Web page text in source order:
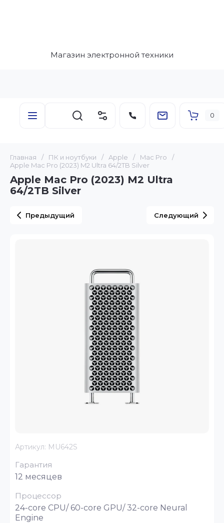
Магазин электронной техники
0
Главная / ПК и ноутбуки / Apple / Mac Pro
/
Apple Mac Pro (2023) M2 Ultra 64/2TB Silver
Apple Mac Pro (2023) M2 Ultra
64/2TB Silver
Предыдущий Следующий
Артикул: MU642S
Гарантия
12 месяцев
Процессор
24-core CPU/ 60-core GPU/ 32-core Neural
Engine